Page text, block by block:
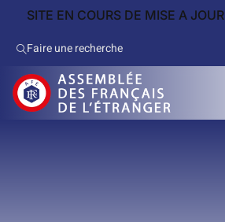
SITE EN COURS DE MISE A JOUR
Faire une recherche